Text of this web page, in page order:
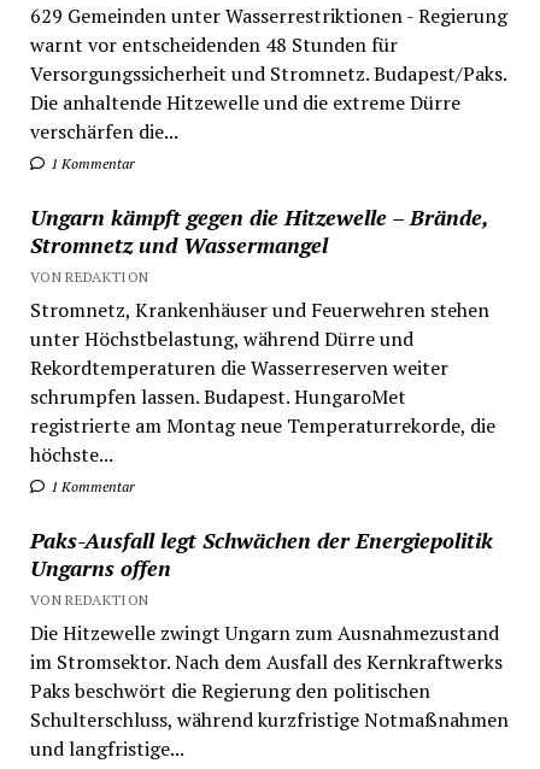
629 Gemeinden unter Wasserrestriktionen - Regierung
warnt vor entscheidenden 48 Stunden für
Versorgungssicherheit und Stromnetz. Budapest/Paks.
Die anhaltende Hitzewelle und die extreme Dürre
verschärfen die...
1 Kommentar
Ungarn kämpft gegen die Hitzewelle – Brände,
Stromnetz und Wassermangel
VON REDAKTION
Stromnetz, Krankenhäuser und Feuerwehren stehen
unter Höchstbelastung, während Dürre und
Rekordtemperaturen die Wasserreserven weiter
schrumpfen lassen. Budapest. HungaroMet
registrierte am Montag neue Temperaturrekorde, die
höchste...
1 Kommentar
Paks-Ausfall legt Schwächen der Energiepolitik
Ungarns offen
VON REDAKTION
Die Hitzewelle zwingt Ungarn zum Ausnahmezustand
im Stromsektor. Nach dem Ausfall des Kernkraftwerks
Paks beschwört die Regierung den politischen
Schulterschluss, während kurzfristige Notmaßnahmen
und langfristige...